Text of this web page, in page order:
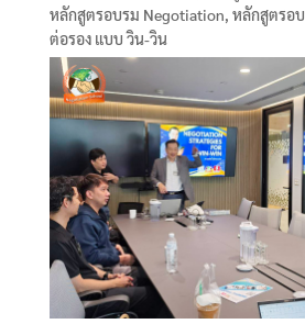
หลักสูตรอบรม Negotiation หลักสูตรอ
ต่อรอง แบบ วิน-วิน